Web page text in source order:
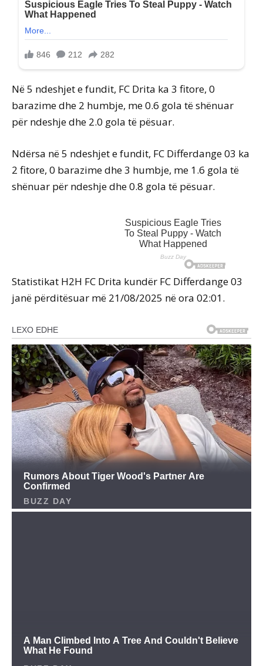
Në 5 ndeshjet e fundit, FC Drita ka 3 fitore, 0
barazime dhe 2 humbje, me 0.6 gola të shënuar
për ndeshje dhe 2.0 gola të pësuar.
Ndërsa në 5 ndeshjet e fundit, FC Differdange 03 ka
2 fitore, 0 barazime dhe 3 humbje, me 1.6 gola të
shënuar për ndeshje dhe 0.8 gola të pësuar.
Statistikat H2H FC Drita kundër FC Differdange 03
janë përditësuar më 21/08/2025 në ora 02:01.